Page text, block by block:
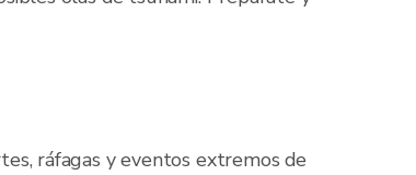
ráfagas y eventos extremos de